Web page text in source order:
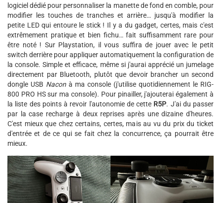
logiciel dédié pour personnaliser la manette de fond en comble, pour
modifier les touches de tranches et arrière… jusqu'à modifier la
petite LED qui entoure le stick ! Il y a du gadget, certes, mais c'est
extrêmement pratique et bien fichu… fait suffisamment rare pour
être noté ! Sur Playstation, il vous suffira de jouer avec le petit
switch derrière pour appliquer automatiquement la configuration de
la console. Simple et efficace, même si j'aurai apprécié un jumelage
directement par Bluetooth, plutôt que devoir brancher un second
dongle USB Nacon à ma console (j'utilise quotidiennement le RIG-
800 PRO HS sur ma console). Pour pinailler, j'ajouterai également à
la liste des points à revoir l'autonomie de cette R5P. J'ai du passer
par la case recharge à deux reprises après une dizaine d'heures.
C'est mieux que chez certains, certes, mais au vu du prix du ticket
d'entrée et de ce qui se fait chez la concurrence, ça pourrait être
mieux.